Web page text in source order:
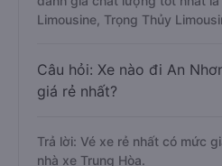
đánh giá chất lượng tốt nhất là
Limousine, Trọng Thủy
Câu hỏi: Xe nào đi An
giá rẻ nhất?